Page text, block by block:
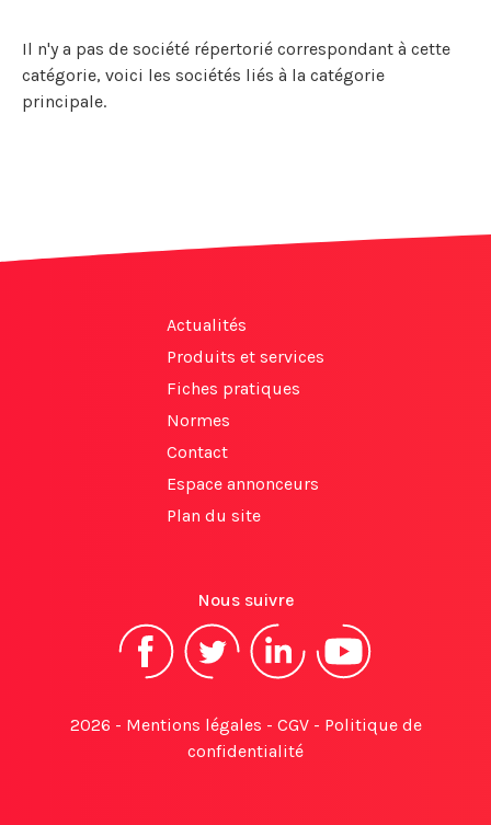
Il n'y a pas de société répertorié correspondant à cette
catégorie, voici les sociétés liés à la catégorie
principale.
Actualités
Produits et services
Fiches pratiques
Normes
Contact
Espace annonceurs
Plan du site
Nous suivre
2026 - Mentions légales - CGV- Politique de
confidentialité